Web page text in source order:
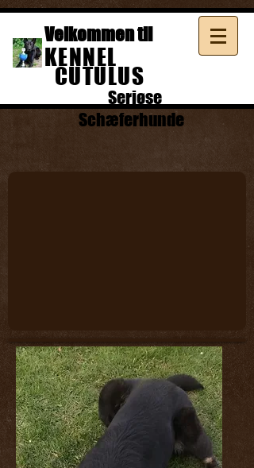
Velkommen til
KENNEL
CUTULUS
Seriøse
Schæferhunde